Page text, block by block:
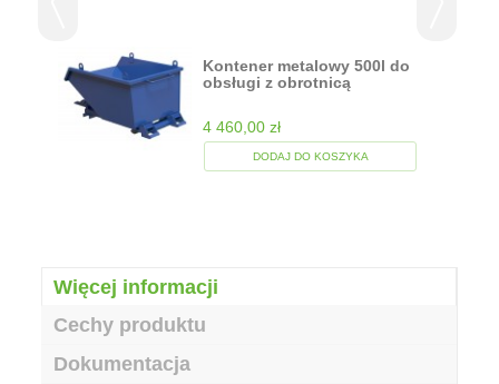
Kontener metalowy 500l do
obsługi z obrotnicą
4 460,00 zł
DODAJ DO KOSZYKA
Więcej informacji
Cechy produktu
Dokumentacja